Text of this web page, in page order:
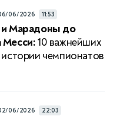
06/2026 11:53
Марадоны до
Месси:10 важнейших
истории чемпионатов
06/2026 22:03